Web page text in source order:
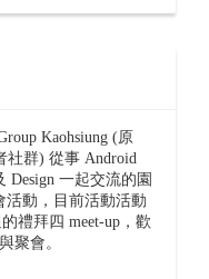
Kaohsiung (原
社群) 從事 Android
Design 一起交流的園
活動，目前活動活動
禮拜四 meet-up，歡
聚會。